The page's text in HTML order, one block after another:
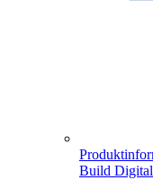
Build Digital